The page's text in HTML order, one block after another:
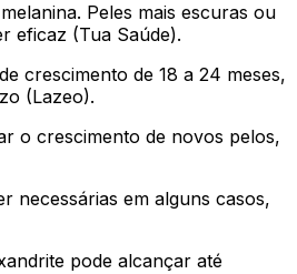
Peles mais escuras ou
eficaz (Tua Saúde).
crescimento de 18 a 24 meses,
(Lazeo).
o crescimento de novos pelos,
necessárias em alguns casos,
pode alcançar até